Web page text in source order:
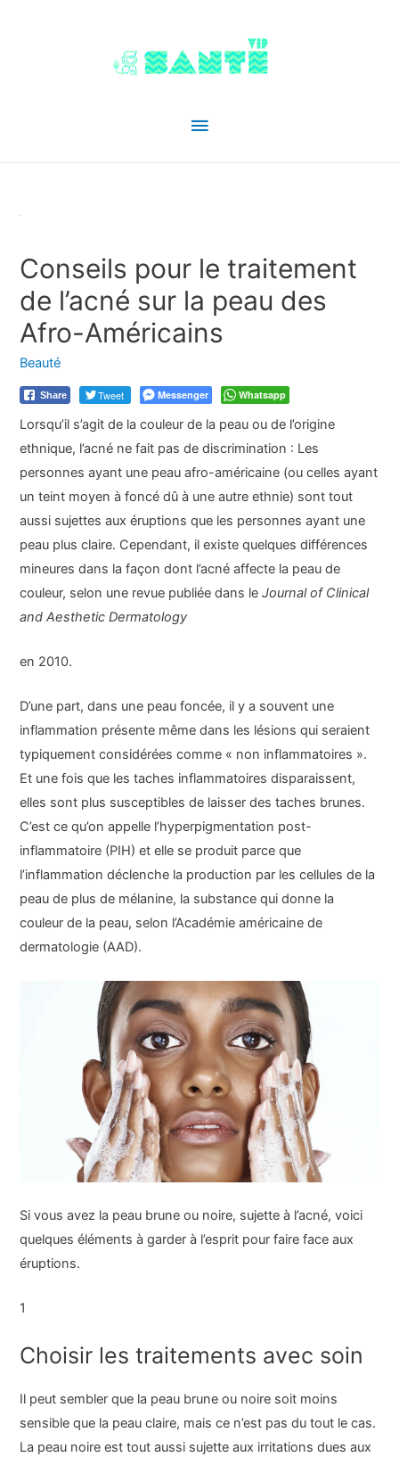
Menu
Conseils pour le traitement
de l’acné sur la peau des
Afro-Américains
Beauté
Share Tweet Messenger Whatsapp
Lorsqu’il s’agit de la couleur de la peau ou de l’origine
ethnique, l’acné ne fait pas de discrimination : Les
personnes ayant une peau afro-américaine (ou celles ayant
un teint moyen à foncé dû à une autre ethnie) sont tout
aussi sujettes aux éruptions que les personnes ayant une
peau plus claire. Cependant, il existe quelques différences
mineures dans la façon dont l’acné affecte la peau de
couleur, selon une revue publiée dans leJournal of Clinical
and Aesthetic Dermatology
en 2010.
D’une part, dans une peau foncée, il y a souvent une
inflammation présente même dans les lésions qui seraient
typiquement considérées comme « non inflammatoires ».
Et une fois que les taches inflammatoires disparaissent,
elles sont plus susceptibles de laisser des taches brunes.
C’est ce qu’on appelle l’hyperpigmentation post-
inflammatoire (PIH) et elle se produit parce que
l’inflammation déclenche la production par les cellules de la
peau de plus de mélanine, la substance qui donne la
couleur de la peau, selon l’Académie américaine de
dermatologie (AAD).
Si vous avez la peau brune ou noire, sujette à l’acné, voici
quelques éléments à garder à l’esprit pour faire face aux
éruptions.
1
Choisir les traitements avec soin
Il peut sembler que la peau brune ou noire soit moins
sensible que la peau claire, mais ce n’est pas du tout le cas.
La peau noire est tout aussi sujette aux irritations dues aux